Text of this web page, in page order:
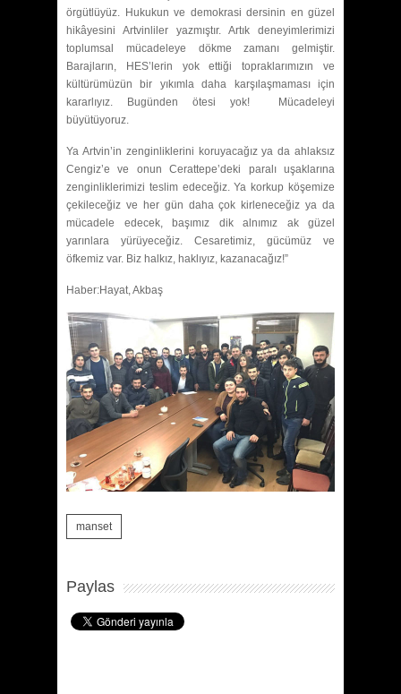
örgütlüyüz. Hukukun ve demokrasi dersinin en güzel
hikâyesini Artvinliler yazmıştır. Artık deneyimlerimizi
toplumsal mücadeleye dökme zamanı gelmiştir.
Barajların, HES’lerin yok ettiği topraklarımızın ve
kültürümüzün bir yıkımla daha karşılaşmaması için
kararlıyız. Bugünden ötesi yok! Mücadeleyi
büyütüyoruz.
Ya Artvin’in zenginliklerini koruyacağız ya da ahlaksız
Cengiz’e ve onun Cerattepe’deki paralı uşaklarına
zenginliklerimizi teslim edeceğiz. Ya korkup köşemize
çekileceğiz ve her gün daha çok kirleneceğiz ya da
mücadele edecek, başımız dik alnımız ak güzel
yarınlara yürüyeceğiz. Cesaretimiz, gücümüz ve
öfkemiz var. Biz halkız, haklıyız, kazanacağız!”
Haber:Hayat, Akbaş
manset
Paylas